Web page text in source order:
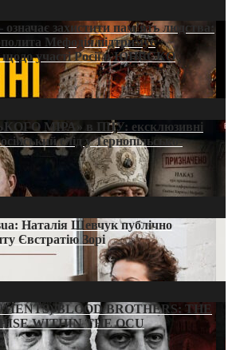
захистити пам’ять людства:
Мефодія підтримує
щодо участі Росії в ЮНЕСКО
МІРА» в ПЦУ: ексклюзивні
слід у Тернопільсько-
Наталія Шевчук публічно
Євстратію Зорі
BLOOD BROTHERS: THE
WITHIN THE OCU